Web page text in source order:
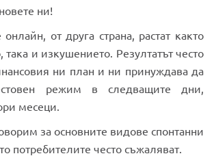
ни!
от друга страна, растат както
така и изкушението. Резултатът често
ни план и ни принуждава да
режим в следващите дни,
месеци.
за основните видове спонтанни
потребителите често съжаляват.